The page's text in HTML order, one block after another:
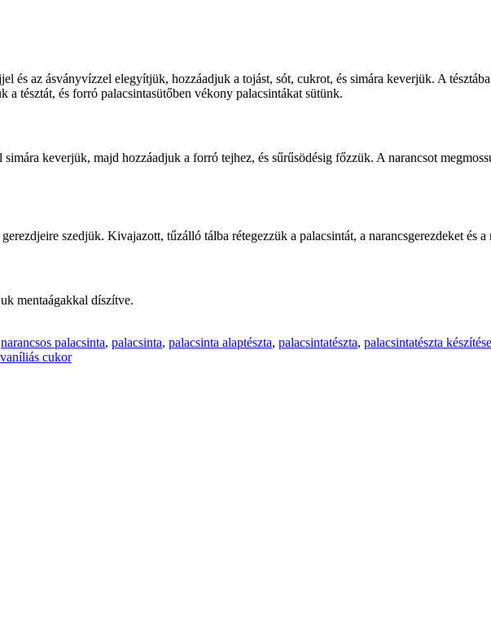
és az ásványvízzel elegyítjük, hozzáadjuk a tojást, sót, cukrot, és simára keverjük. A
a tésztát, és forró palacsintasütőben vékony palacsintákat sütünk.
keverjük, majd hozzáadjuk a forró tejhez, és sűrűsödésig főzzük. A narancsot
szedjük. Kivajazott, tűzálló tálba rétegezzük a palacsintát, a narancsgerezdeket és
mentaágakkal díszítve.
narancsos palacsinta, palacsinta, palacsinta alaptészta, palacsintatészta, palacsintatészta készítése
vaníliás cukor